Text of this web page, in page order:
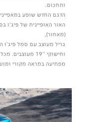
ותחכום.
האור האופיינית של פיג'ו
(מאחור),
גריל מעוצב עם סמל
מפתיעה במראה מקורי